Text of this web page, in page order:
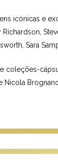
icónicas e
Sara
coleções-
Nicola